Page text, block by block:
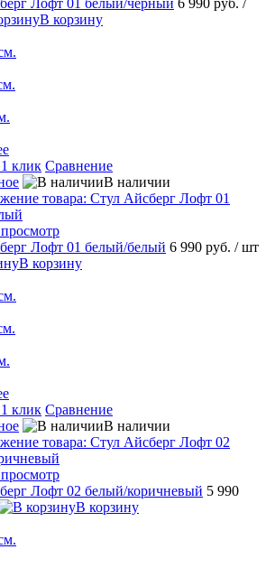
В корзину
клик Сравнение
В наличии
Лофт 01 белый/белый 6 990 руб. / шт
В корзину
клик Сравнение
В наличии
Лофт 02 белый/коричневый 5 990
В корзину